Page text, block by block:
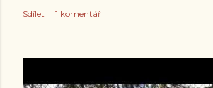
Sdílet 1 komentář